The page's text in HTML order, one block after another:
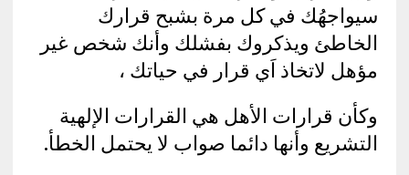
سيواجهُك في كل مرة بشبح قرارك
الخاطئ ويذكروك بفشلك وأنك شخص غير
مؤهل لاتخاذ اَي قرار في حياتك ،
وكأن قرارات الأهل هي القرارات الإلهية
التشريع وأنها دائما صواب لا يحتمل الخطأ.